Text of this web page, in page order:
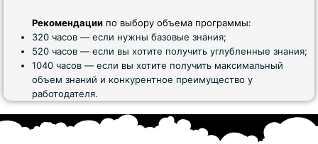
Рекомендации по выбору объема программы:
320 часов — если нужны базовые знания;
520 часов — если вы хотите получить углубленные знания;
1040 часов — если вы хотите получить максимальный
объем знаний и конкурентное преимущество у
работодателя.